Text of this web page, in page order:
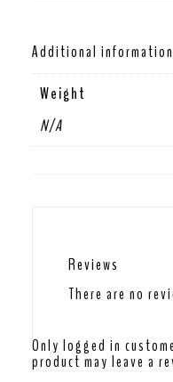
Additional information
Weight
N/A
Reviews
There are no
Only logged in
product may leave a